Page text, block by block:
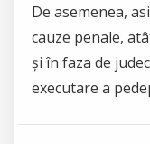
De asemenea,
cauze penale,
și în faza de
executare a